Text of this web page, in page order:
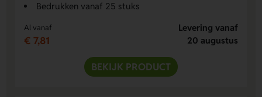
Bedrukken vanaf 25 stuks
Al vanaf
€ 7,81
Levering vanaf
20 augustus
BEKIJK PRODUCT